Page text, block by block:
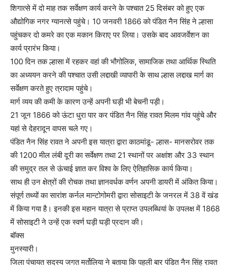
शिगात्से में दो माह तक सर्वेक्षण कार्य करने के पश्चात 25 दिसंबर को हुए एक
औद्योगिक नगर ग्यानत्से पहुंचे। 10 जनवरी 1866 को पंडित नैन सिंह ने ल्हासा
पहुंचकर दो कमरे का एक मकान किराए पर लिया। उसके बाद आवजर्वेशन का
कार्य प्रारंभ किया।
100 दिन तक ल्हासा में रहकर वहां की भौगोलिक, सामाजिक तथा आर्थिक स्थिति
का अध्ययन करने की पश्चात उसी लद्दाखी व्यापारी के साथ ल्हास लद्दाख मार्ग का
सर्वेक्षण करते हुए त्रादाम पहुंचे।
मार्ग व्यय की कमी के कारण उन्हें अपनी घड़ी भी बेचनी पड़ी।
21 जून 1866 को ऊंटा धुरा पार कर पंडित नैन सिंह रावत मिलम गांव पहुंचे और
यहां से देहरादून वापस चले गए।
पंडित नैन सिंह रावत ने अपनी इस यात्रा द्वारा काठमांडू- ल्हास- मानसरोवर तक
की 1200 मील लंबी दूरी का सर्वेक्षण तथा 21 स्थानों पर अक्षांश और 33 स्थान
की समुद्र तल से ऊंचाई ज्ञात कर विश्व के लिए ऐतिहासिक कार्य किया।
साथ ही उन क्षेत्रों की रोचक तथा ज्ञानवर्धक वर्णन अपनी डायरी में अंकित किया।
संपूर्ण तथ्यों का सारांश कर्नल मान्टोगोमरी द्वारा सोसाइटी के जनरल में 38 वें खंड
में किया गया है। इनकी इस महान यात्रा से प्राप्त उपलब्धियां के उपलक्ष में 1868
में सोसाइटी ने उन्हें एक स्वर्ण घड़ी घड़ी प्रदान की।
बॉक्स
मुनस्यारी।
जिला पंचायत सदस्य जगत मर्तोलिया ने बताया कि पहली बार पंडित नैन सिंह रावत